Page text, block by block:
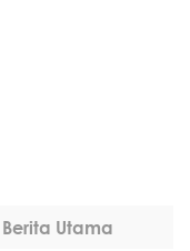
Berita Utama